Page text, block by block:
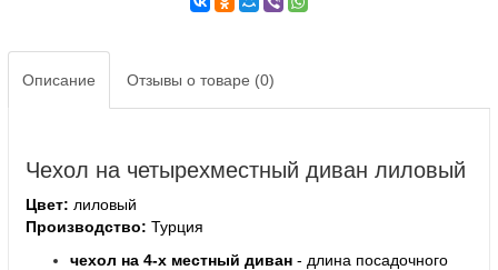
Описание Отзывы о товаре (0)
Чехол на четырехместный диван лиловый
Цвет: лиловый
Производство: Турция
чехол на 4-х местный диван - длина посадочного